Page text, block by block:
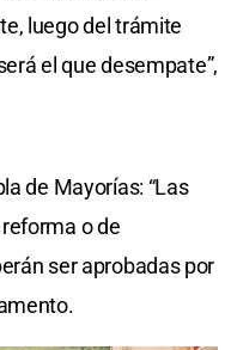
luego del trámite
el que desempate”,
de Mayorías: “Las
o de
ser aprobadas por